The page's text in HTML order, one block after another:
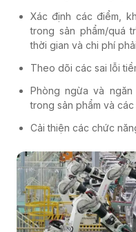
Xác định các điểm,
trong sản phẩm/quá
thời gian và chi phí
Theo dõi các sai lỗi
Phòng ngừa và
trong sản phẩm và
Cải thiện các chức